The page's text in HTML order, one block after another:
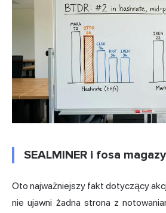
SEALMINER i fosa
Oto najważniejszy fakt dotyczący
nie ujawni żadna strona z